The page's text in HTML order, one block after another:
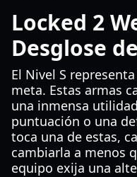
Locked 2
Desglose
El Nivel S
meta. Estas armas
una inmensa
puntuación o una
toca una de estas,
cambiarla a menos
equipo exija una